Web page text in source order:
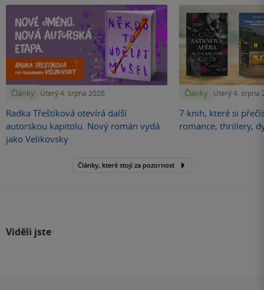
Články Úterý 4. srpna 2026
Radka Třeštíková otevírá další
autorskou kapitolu. Nový román vydá
jako Velikovsky
Články Úterý 4. srpna
7 knih, které si
romance, thrillery,
Články, které stojí za pozornost
Viděli jste